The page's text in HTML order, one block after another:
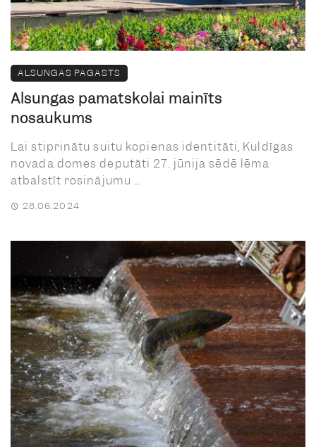
ALSUNGAS PAGASTS
Alsungas pamatskolai mainīts
nosaukums
Lai stiprinātu suitu kopienas identitāti, Kuldīgas
novada domes deputāti 27. jūnija sēdē lēma
atbalstīt rosinājumu ...
28.06.2024